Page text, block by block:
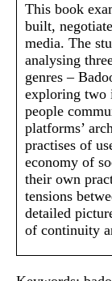
This book
built,
media. The
analysing
genres –
exploring two
people
platforms’
practises of
economy of
their own
tensions
detailed
of continuity